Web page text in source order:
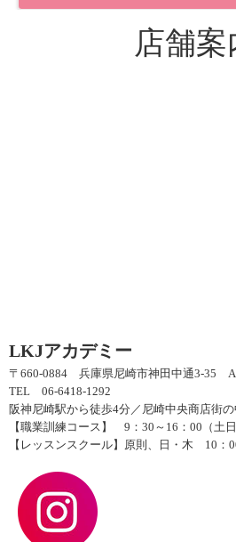
店舗案
LKJアカデミー
〒660-0884 兵庫県尼崎市神田中通3-35
TEL 06-6418-1292
阪神尼崎駅から徒歩4分／尼崎中央商店街の
【職業訓練コース】 9：30～16：00（土日
【レッスンスクール】原則、日・木 10：